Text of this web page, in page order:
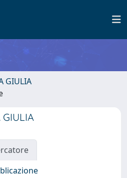
GIULIA
GIULIA